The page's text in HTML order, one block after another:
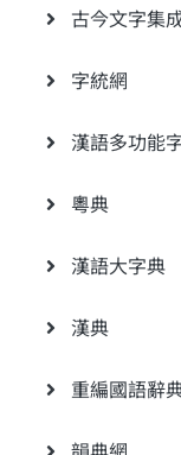
古今文字集
字統網
漢語多功能
粵典
漢語大字典
漢典
重編國語辭